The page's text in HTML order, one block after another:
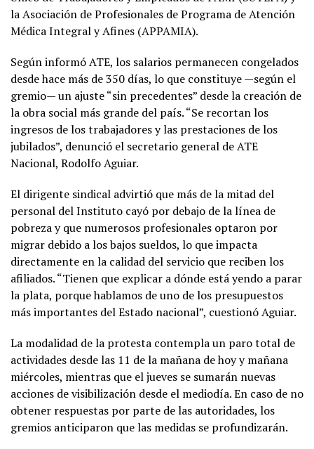
la Asociación de Profesionales de Programa de Atención
Médica Integral y Afines (APPAMIA).
Según informó ATE, los salarios permanecen congelados
desde hace más de 350 días, lo que constituye —según el
gremio— un ajuste “sin precedentes” desde la creación de
la obra social más grande del país. “Se recortan los
ingresos de los trabajadores y las prestaciones de los
jubilados”, denunció el secretario general de ATE
Nacional, Rodolfo Aguiar.
El dirigente sindical advirtió que más de la mitad del
personal del Instituto cayó por debajo de la línea de
pobreza y que numerosos profesionales optaron por
migrar debido a los bajos sueldos, lo que impacta
directamente en la calidad del servicio que reciben los
afiliados. “Tienen que explicar a dónde está yendo a parar
la plata, porque hablamos de uno de los presupuestos
más importantes del Estado nacional”, cuestionó Aguiar.
La modalidad de la protesta contempla un paro total de
actividades desde las 11 de la mañana de hoy y mañana
miércoles, mientras que el jueves se sumarán nuevas
acciones de visibilización desde el mediodía. En caso de no
obtener respuestas por parte de las autoridades, los
gremios anticiparon que las medidas se profundizarán.